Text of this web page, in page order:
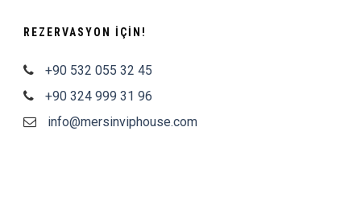
REZERVASYON IÇIN!
+90 532 055 32 45
+90 324 999 31 96
info@mersinviphouse.com